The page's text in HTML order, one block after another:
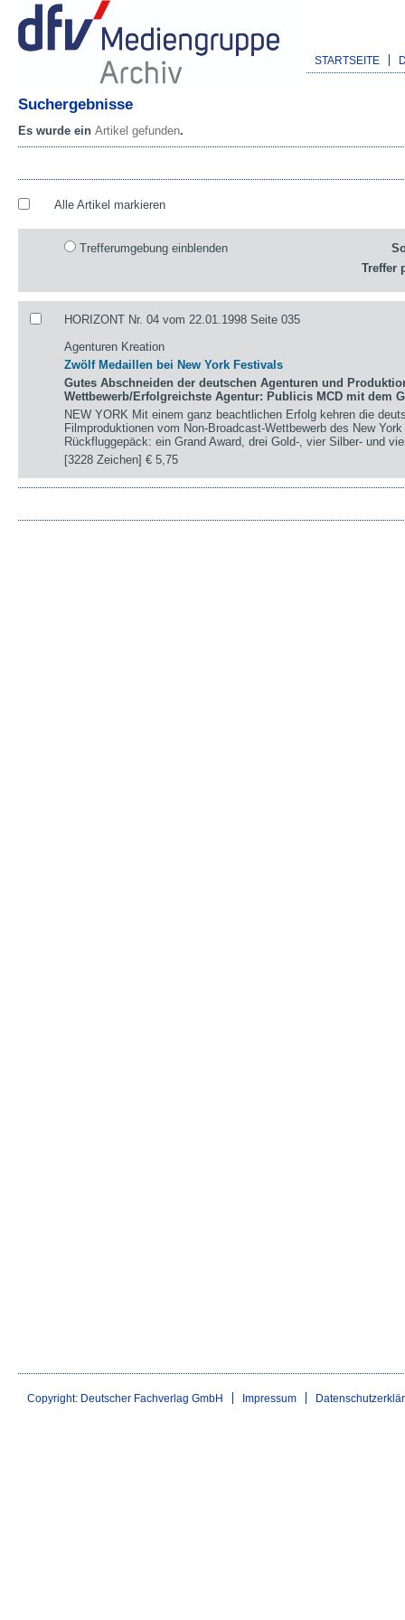
STARTSEITE
Suchergebnisse
Es wurde ein Artikel gefunden.
Alle Artikel markieren
Trefferumgebung einblenden
Treffer
HORIZONT Nr. 04 vom 22.01.1998 Seite 035
Agenturen Kreation
Zwölf Medaillen bei New York Festivals
Gutes Abschneiden der deutschen Agenturen und
Wettbewerb/Erfolgreichste Agentur: Publicis MCD mit dem
NEW YORK Mit einem ganz beachtlichen Erfolg kehren die
Filmproduktionen vom Non-Broadcast-Wettbewerb des New
Rückfluggepäck: ein Grand Award, drei Gold-, vier Silber- und
[3228 Zeichen]€ 5,75
Copyright: Deutscher Fachverlag GmbH Impressum